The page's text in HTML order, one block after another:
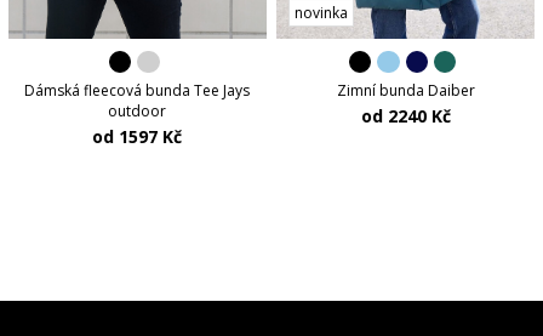
Dámská fleecová bunda Tee Jays
outdoor
od 1597 Kč
novinka
Zimní bunda Daiber
od 2240 Kč